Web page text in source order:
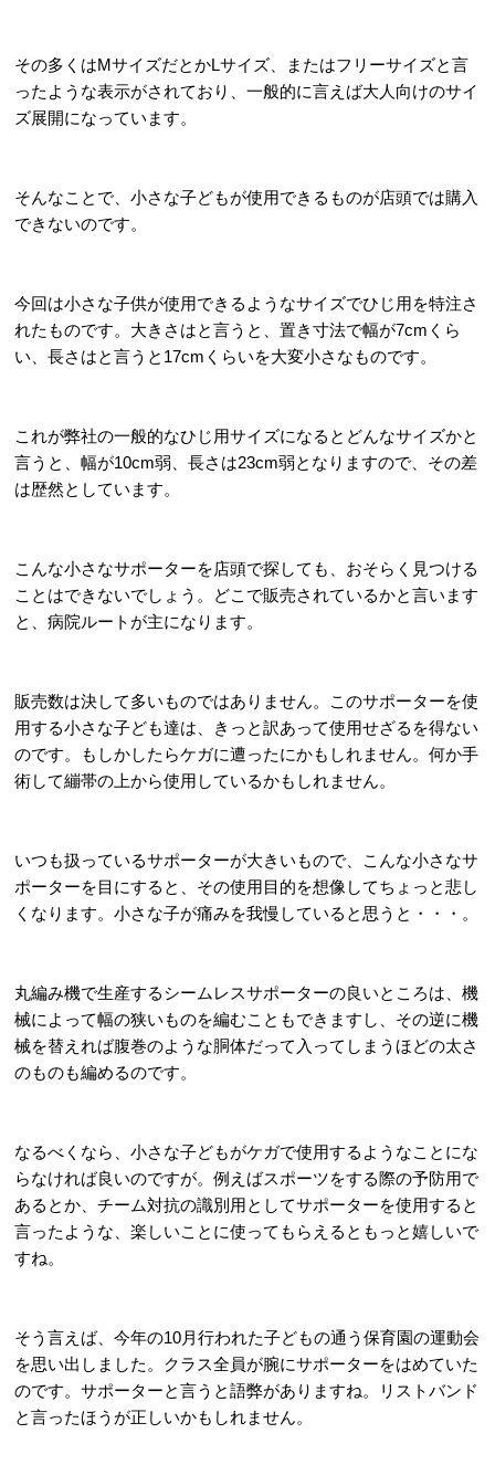
その多くはMサイズだとかLサイズ、またはフリーサイズと言
ったような表示がされており、一般的に言えば大人向けのサイ
ズ展開になっています。
そんなことで、小さな子どもが使用できるものが店頭では購入
できないのです。
今回は小さな子供が使用できるようなサイズでひじ用を特注さ
れたものです。大きさはと言うと、置き寸法で幅が7cmくら
い、長さはと言うと17cmくらいを大変小さなものです。
これが弊社の一般的なひじ用サイズになるとどんなサイズかと
言うと、幅が10cm弱、長さは23cm弱となりますので、その差
は歴然としています。
こんな小さなサポーターを店頭で探しても、おそらく見つける
ことはできないでしょう。どこで販売されているかと言います
と、病院ルートが主になります。
販売数は決して多いものではありません。このサポーターを使
用する小さな子ども達は、きっと訳あって使用せざるを得ない
のです。もしかしたらケガに遭ったにかもしれません。何か手
術して繃帯の上から使用しているかもしれません。
いつも扱っているサポーターが大きいもので、こんな小さなサ
ポーターを目にすると、その使用目的を想像してちょっと悲し
くなります。小さな子が痛みを我慢していると思うと・・・。
丸編み機で生産するシームレスサポーターの良いところは、機
械によって幅の狭いものを編むこともできますし、その逆に機
械を替えれば腹巻のような胴体だって入ってしまうほどの太さ
のものも編めるのです。
なるべくなら、小さな子どもがケガで使用するようなことにな
らなければ良いのですが。例えばスポーツをする際の予防用で
あるとか、チーム対抗の識別用としてサポーターを使用すると
言ったような、楽しいことに使ってもらえるともっと嬉しいで
すね。
そう言えば、今年の10月行われた子どもの通う保育園の運動会
を思い出しました。クラス全員が腕にサポーターをはめていた
のです。サポーターと言うと語弊がありますね。リストバンド
と言ったほうが正しいかもしれません。